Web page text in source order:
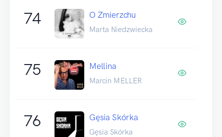
74 O Zmierzchu
Marta Niedzwiecka
75 Mellina
Marcin MELLER
76 Gęsia Skórka
Gęsia Skórka